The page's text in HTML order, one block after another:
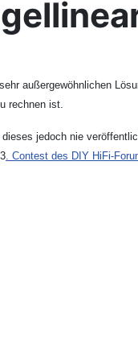
außergewöhnlichen
rechnen ist.
jedoch nie
. Contest des DIY HiFi-